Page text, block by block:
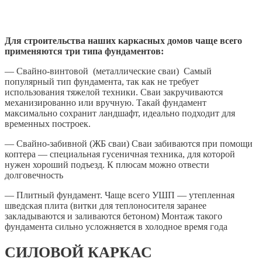
Для строительства наших каркасных домов чаще всего
применяются три типа фундаментов:
— Свайно-винтовой (металлические сваи) Самый
популярный тип фундамента, так как не требует
использования тяжелой техники. Сваи закручиваются
механизированно или вручную. Такай фундамент
максимально сохранит ландшафт, идеально подходит для
временных построек.
— Свайно-забивной (ЖБ сваи) Сваи забиваются при помощи
коптера — специальная гусеничная техника, для которой
нужен хороший подъезд. К плюсам можно отвести
долговечность
— Плитный фундамент. Чаще всего УШП — утепленная
шведская плита (витки для теплоносителя заранее
закладываются и заливаются бетоном) Монтаж такого
фундамента сильно усложняется в холодное время года
СИЛОВОЙ КАРКАС